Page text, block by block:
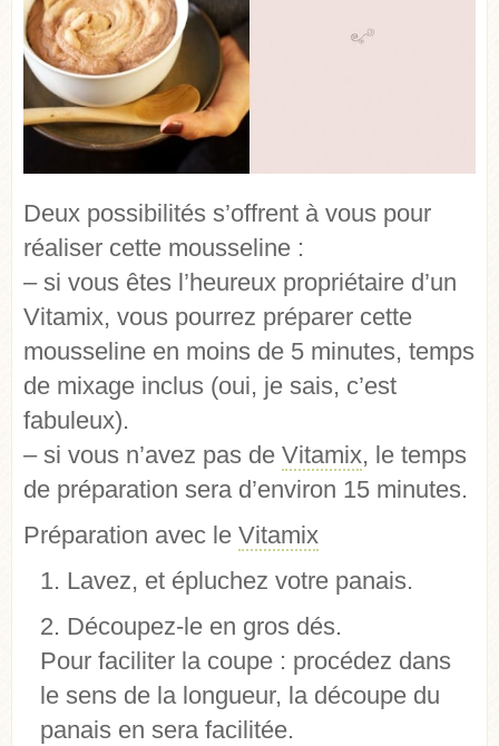
Deux possibilités s’offrent à vous pour
réaliser cette mousseline :
– si vous êtes l’heureux propriétaire d’un
Vitamix, vous pourrez préparer cette
mousseline en moins de 5 minutes, temps
de mixage inclus (oui, je sais, c’est
fabuleux).
– si vous n’avez pas de Vitamix, le temps
de préparation sera d’environ 15 minutes.
Préparation avec le Vitamix
Lavez, et épluchez votre panais.
Découpez-le en gros dés.
Pour faciliter la coupe : procédez dans
le sens de la longueur, la découpe du
panais en sera facilitée.